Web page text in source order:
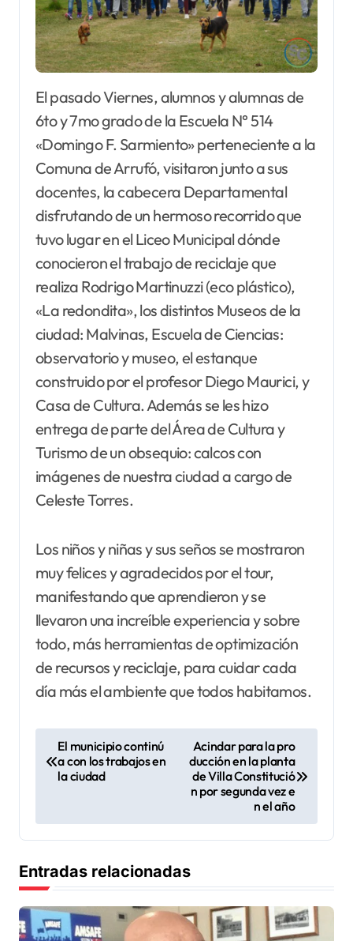
El pasado Viernes, alumnos y alumnas de
6to y 7mo grado de la Escuela N° 514
«Domingo F. Sarmiento» perteneciente a la
Comuna de Arrufó, visitaron junto a sus
docentes, la cabecera Departamental
disfrutando de un hermoso recorrido que
tuvo lugar en el Liceo Municipal dónde
conocieron el trabajo de reciclaje que
realiza Rodrigo Martinuzzi (eco plástico),
«La redondita», los distintos Museos de la
ciudad: Malvinas, Escuela de Ciencias:
observatorio y museo, el estanque
construido por el profesor Diego Maurici, y
Casa de Cultura. Además se les hizo
entrega de parte del Área de Cultura y
Turismo de un obsequio: calcos con
imágenes de nuestra ciudad a cargo de
Celeste Torres.
Los niños y niñas y sus seños se mostraron
muy felices y agradecidos por el tour,
manifestando que aprendieron y se
llevaron una increíble experiencia y sobre
todo, más herramientas de optimización
de recursos y reciclaje, para cuidar cada
día más el ambiente que todos habitamos.
e
g
a
c
i
El municipio continú
a con los trabajos en
la ciudad
Acindar para la pro
ducción en la planta
de Villa Constitució
n por segunda vez e
n el año
Entradas relacionadas